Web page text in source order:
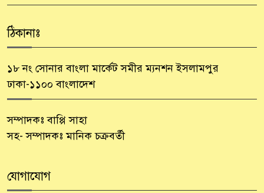
৯
৫ জুলাই কবি, সংগঠক ও সম্পাদক
বাপ্পি সাহা’র জন্মদিন
ঠিকানাঃ
১৮ নং সোনার বাংলা মার্কেট সমীর ম্যনশন ইসলামপুর
ঢাকা-১১০০ বাংলাদেশ
সম্পাদকঃ বাপ্পি সাহা
সহ- সম্পাদকঃ মানিক চক্রবর্তী
যোগাযোগ